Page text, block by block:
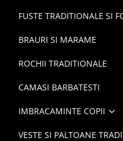
FUSTE TRADITIONALE SI
BRAURI SI MARAME
ROCHII TRADITIONALE
CAMASI BARBATESTI
IMBRACAMINTE COPII
VESTE SI PALTOANE